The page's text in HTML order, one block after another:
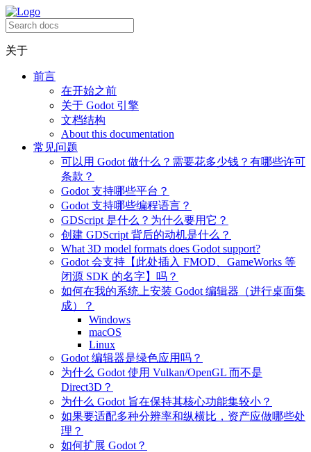
关于
前言
在开始之前
关于 Godot 引擎
文档结构
About this documentation
常见问题
可以用 Godot 做什么？需要花多少钱？有哪些许可
条款？
Godot 支持哪些平台？
Godot 支持哪些编程语言？
GDScript 是什么？为什么要用它？
创建 GDScript 背后的动机是什么？
What 3D model formats does Godot support?
Godot 会支持【此处插入 FMOD、GameWorks 等
闭源 SDK 的名字】吗？
如何在我的系统上安装 Godot 编辑器（进行桌面集
成）？
Windows
macOS
Linux
Godot 编辑器是绿色应用吗？
为什么 Godot 使用 Vulkan/OpenGL 而不是
Direct3D？
为什么 Godot 旨在保持其核心功能集较小？
如果要适配多种分辨率和纵横比，资产应做哪些处
理？
如何扩展 Godot？